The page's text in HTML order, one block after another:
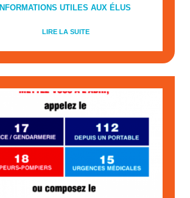
INFORMATIONS UTILES AUX ÉLUS
LIRE LA SUITE